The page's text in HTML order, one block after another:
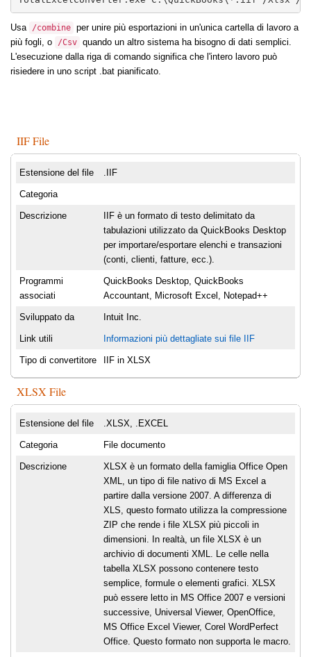
Usa /combine per unire più esportazioni in un'unica cartella di lavoro a
più fogli, o
/Csv quando un altro sistema ha bisogno di dati semplici.
L'esecuzione dalla riga di comando significa che l'intero lavoro può
risiedere in uno script .bat pianificato.
IIF File
Estensione del file .IIF
Categoria
Descrizione
IIF è un formato di testo delimitato da
tabulazioni utilizzato da QuickBooks Desktop
per importare/esportare elenchi e transazioni
(conti, clienti, fatture, ecc.).
Programmi
associati
QuickBooks Desktop, QuickBooks
Accountant, Microsoft Excel, Notepad++
Sviluppato da Intuit Inc.
Link utili Informazioni più dettagliate sui file IIF
Tipo di convertitore IIF in XLSX
XLSX File
Estensione del file .XLSX, .EXCEL
Categoria File documento
Descrizione
XLSX è un formato della famiglia Office Open
XML, un tipo di file nativo di MS Excel a
partire dalla versione 2007. A differenza di
XLS, questo formato utilizza la compressione
ZIP che rende i file XLSX più piccoli in
dimensioni. In realtà, un file XLSX è un
archivio di documenti XML. Le celle nella
tabella XLSX possono contenere testo
semplice, formule o elementi grafici. XLSX
può essere letto in MS Office 2007 e versioni
successive, Universal Viewer, OpenOffice,
MS Office Excel Viewer, Corel WordPerfect
Office. Questo formato non supporta le macro.